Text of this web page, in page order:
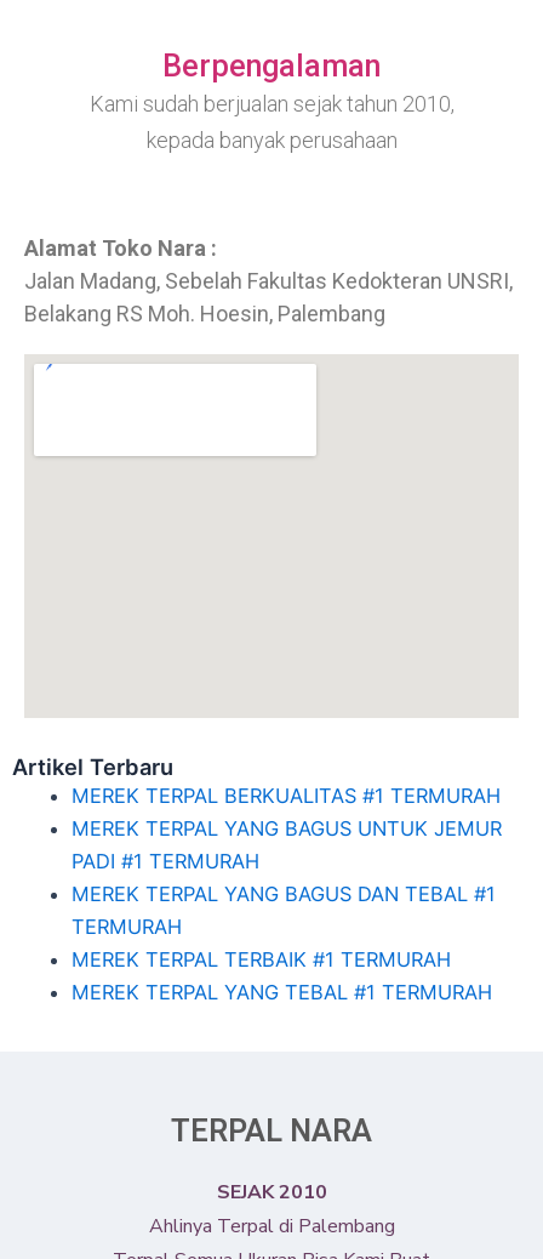
Berpengalaman
Kami sudah berjualan sejak tahun 2010,
kepada banyak perusahaan
Alamat Toko Nara :
Jalan Madang, Sebelah Fakultas Kedokteran UNSRI,
Belakang RS Moh. Hoesin, Palembang
Artikel Terbaru
MEREK TERPAL BERKUALITAS #1 TERMURAH
MEREK TERPAL YANG BAGUS UNTUK JEMUR
PADI #1 TERMURAH
MEREK TERPAL YANG BAGUS DAN TEBAL #1
TERMURAH
MEREK TERPAL TERBAIK #1 TERMURAH
MEREK TERPAL YANG TEBAL #1 TERMURAH
TERPAL NARA
SEJAK 2010
Ahlinya Terpal di Palembang